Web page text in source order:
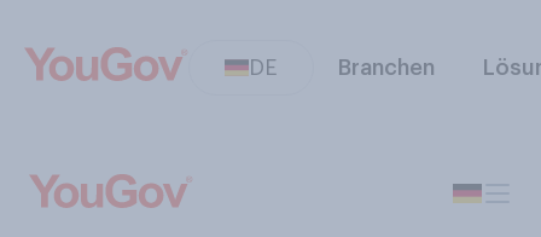
DE Branchen